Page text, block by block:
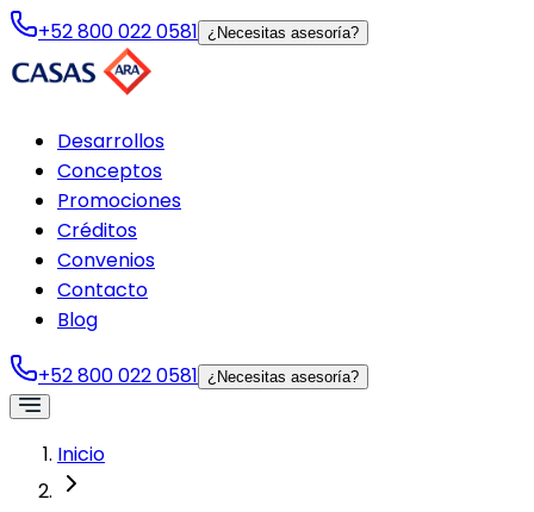
+52 800 022 0581 ¿Necesitas asesoría?
Desarrollos
Conceptos
Promociones
Créditos
Convenios
Contacto
Blog
+52 800 022 0581 ¿Necesitas asesoría?
Inicio